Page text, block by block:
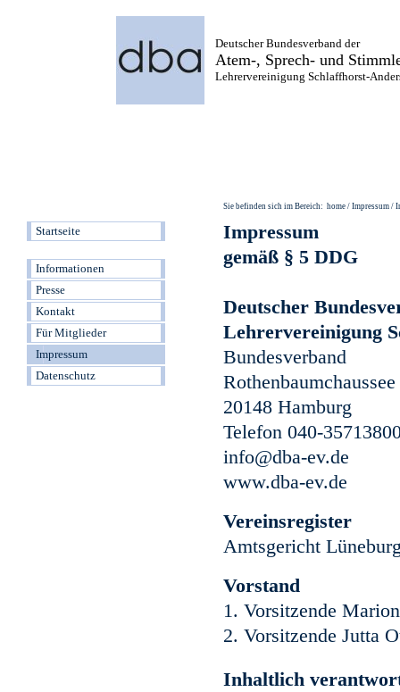
Deutscher Bundesverband der
Atem-, Sprech- und
Lehrervereinigung Schlaffhorst-
Startseite
Informationen
Presse
Kontakt
Für Mitglieder
Impressum
Datenschutz
Sie befinden sich im Bereich: home / Impressum /
Impressum
gemäß § 5 DDG
Deutscher
Lehrervereinigung
Bundesverband
20148 Hamburg
Telefon 040-
info@dba-ev.de
www.dba-ev.de
Vereinsregister
Amtsgericht
Vorstand
1. Vorsitzende
2. Vorsitzende Jutta
Inhaltlich